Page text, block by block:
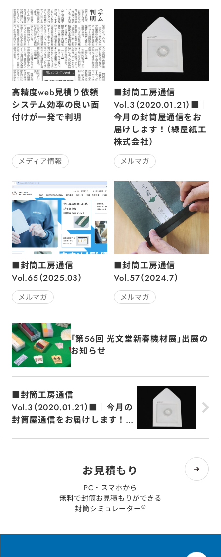
高精度web見積り依頼
システム効率の良い面
付けが一発で判明
メディア情報
■封筒工房通信
Vol.3（2020.01.21）■｜
今月の封筒屋通信をお
届けします！（緑屋紙工
株式会社）
メルマガ
■封筒工房通信
Vol.65（2025.03）
メルマガ
■封筒工房通信
Vol.57（2024.7）
メルマガ
「第56回 光文堂新春機材展」出展の
お知らせ
■封筒工房通信
Vol.3（2020.01.21）■｜今月の
封筒屋通信をお届けします！
お見積もり
PC・スマホから
無料で封筒お見積もりができる
封筒シミュレーター®